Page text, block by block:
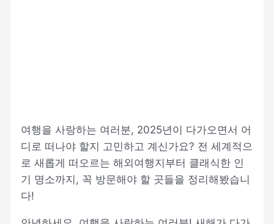
여행을 사랑하는 여러분, 2025년이 다가오면서 어
디로 떠나야 할지 고민하고 계신가요? 전 세계적으
로 새롭게 떠오르는 해외여행지부터 클래식한 인
기 명소까지, 꼭 방문해야 할 곳들을 정리해봤습니
다!